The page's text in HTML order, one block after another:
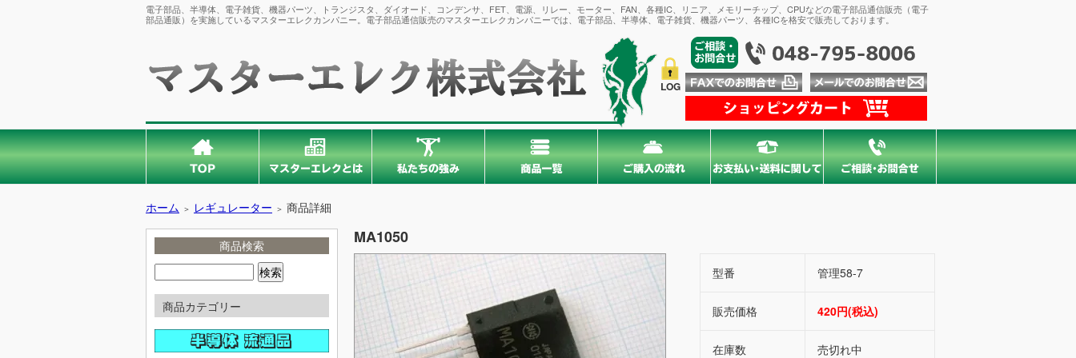
電子部品、半導体、電子雑貨、機器パーツ、トランジスタ、ダイオード、コンデンサ、FET、電源、リレー、モーター、FAN、各種IC、リニア、メモリーチップ、CPUなどの電子部品通信販売（電子
部品通販）を実施しているマスターエレクカンパニー。電子部品通信販売のマスターエレクカンパニーでは、電子部品、半導体、電子雑貨、機器パーツ、各種ICを格安で販売しております。
LOG
ホーム ＞ レギュレーター ＞ 商品詳細
商品検索
商品カテゴリー
MA1050
型番 管理58-7
販売価格 420円(税込)
在庫数 売切れ中